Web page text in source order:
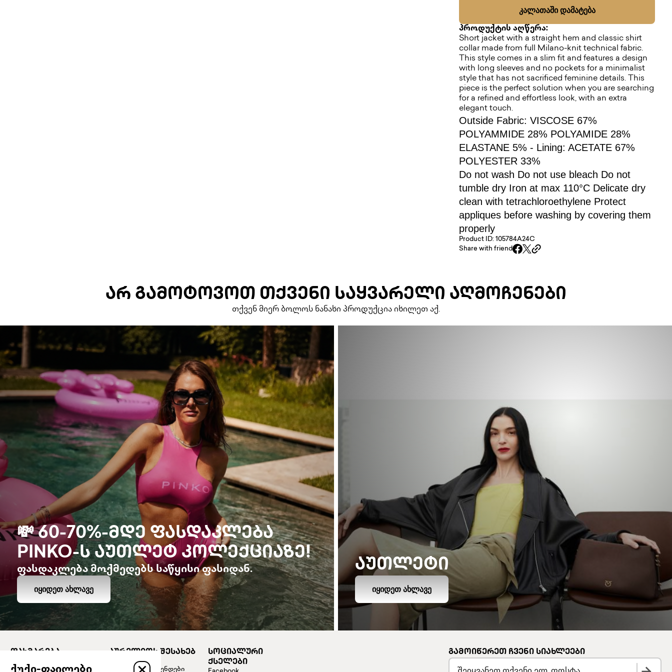
ᲙᲐᲚᲐᲗᲐᲨᲘ ᲓᲐᲛᲐᲢᲔᲑᲐ
პროდუქტის აღწერა:
Short jacket with a straight hem and classic shirt
collar made from full Milano-knit technical fabric.
This style comes in a slim fit and features a design
with long sleeves and no pockets for a minimalist
style that has not sacrificed feminine details. This
piece is the perfect solution when you are searching
for a refined and effortless look, with an extra
elegant touch.
Outside Fabric: VISCOSE 67%
POLYAMMIDE 28% POLYAMIDE 28%
ELASTANE 5% - Lining: ACETATE 67%
POLYESTER 33%
Do not wash Do not use bleach Do not
tumble dry Iron at max 110°C Delicate dry
clean with tetrachloroethylene Protect
appliques before washing by covering them
properly
Product ID: 105784A24C
Share with friend
ᲐᲠ ᲒᲐᲛᲝᲢᲝᲕᲝᲗ ᲗᲥᲕᲔᲜᲘ ᲡᲐᲧᲕᲐᲠᲔᲚᲘ ᲐᲦᲛᲝᲩᲔᲜᲔᲑᲘ
თქვენ მიერ ბოლოს ნანახი პროდუქცია იხილეთ აქ.
💸 60-70%-ᲛᲓᲔ ᲤᲐᲡᲓᲐᲙᲚᲔᲑᲐ
PINKO-Ს ᲐᲣᲗᲚᲔᲢ ᲙᲝᲚᲔᲥᲪᲘᲐᲖᲔ!
ფასდაკლება მოქმედებს საწყისი ფასიდან.
ᲘᲧᲘᲓᲔᲗ ᲐᲮᲚᲐᲕᲔ
ᲐᲣᲗᲚᲔᲢᲘ
ᲘᲧᲘᲓᲔᲗ ᲐᲮᲚᲐᲕᲔ
ᲓᲐᲮᲛᲐᲠᲔᲑᲐ
კონფიდენციალობის
ᲐᲣᲠᲔᲚᲘᲝᲡ ᲨᲔᲡᲐᲮᲔᲑ
ჩვენი ისტორია
პარტნიორი ბრენდები
ᲡᲝᲪᲘᲐᲚᲣᲠᲘ
ᲥᲡᲔᲚᲔᲑᲘ
ᲒᲐᲛᲝᲘᲬᲔᲠᲔᲗ ᲩᲕᲔᲜᲘ ᲡᲘᲐᲮᲚᲔᲔᲑᲘ
ქუქი-ფაილები